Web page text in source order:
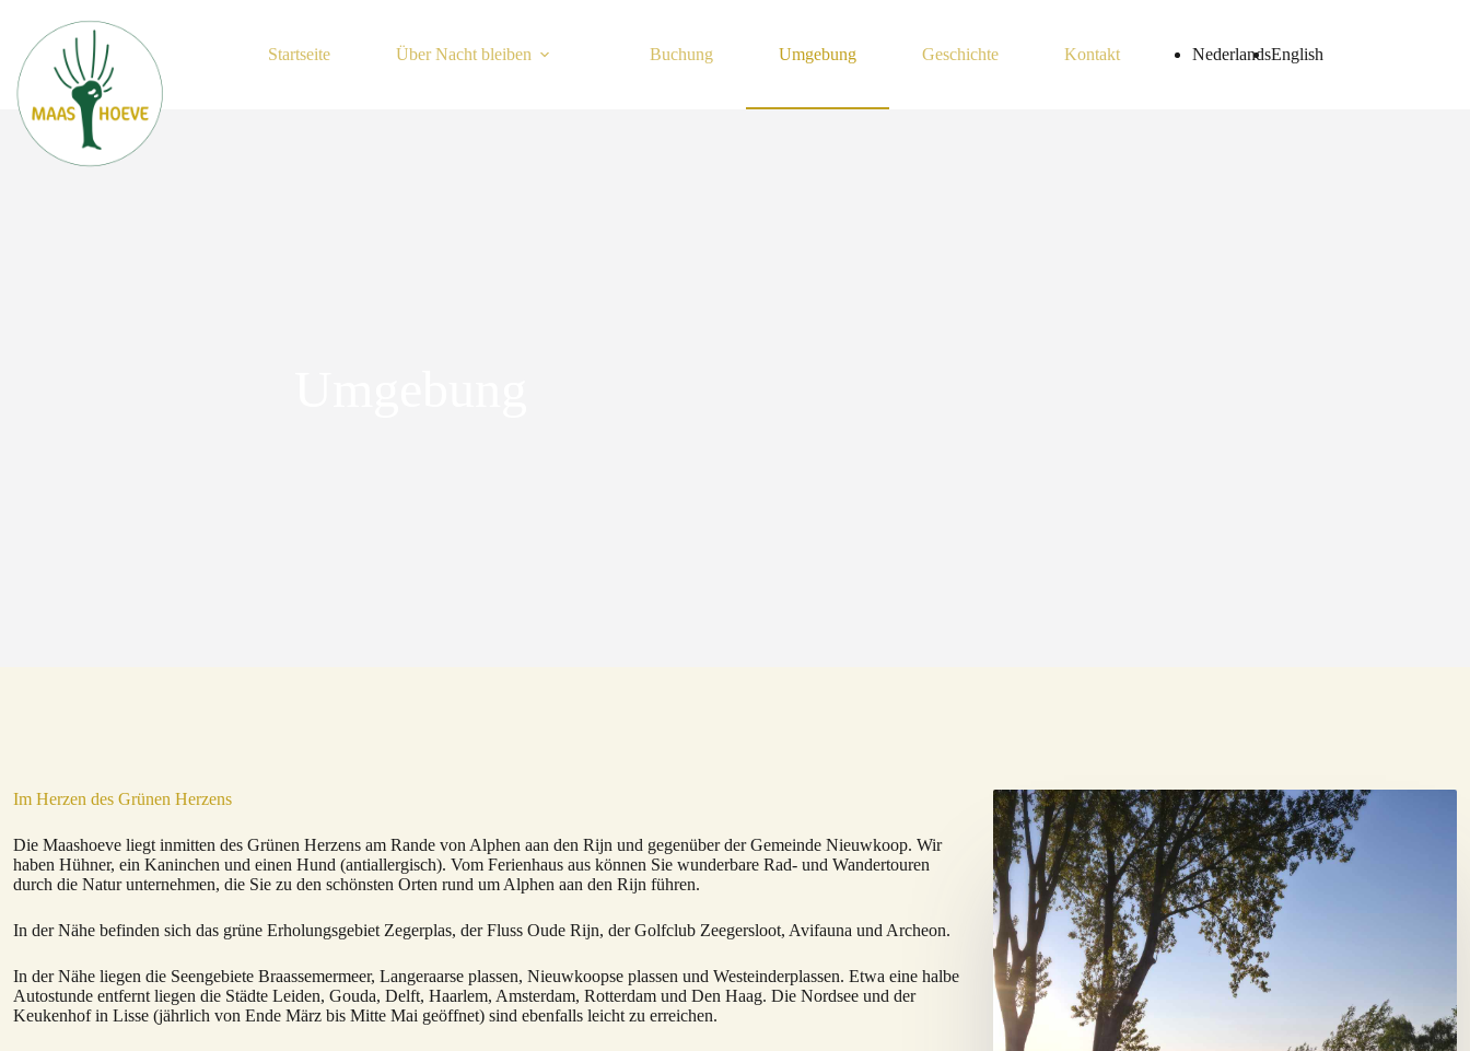
springen
Startseite Über Nacht bleiben Buchung Umgebung Geschichte Kontakt NederlandsEnglish
Im Herzen des Grünen Herzens
Die Maashoeve liegt inmitten des Grünen Herzens am Rande von Alphen aan den Rijn und gegenüber der Gemeinde Nieuwkoop. Wir
haben Hühner, ein Kaninchen und einen Hund (antiallergisch). Vom Ferienhaus aus können Sie wunderbare Rad- und Wandertouren
durch die Natur unternehmen, die Sie zu den schönsten Orten rund um Alphen aan den Rijn führen.
In der Nähe befinden sich das grüne Erholungsgebiet Zegerplas, der Fluss Oude Rijn, der Golfclub Zeegersloot, Avifauna und Archeon.
In der Nähe liegen die Seengebiete Braassemermeer, Langeraarse plassen, Nieuwkoopse plassen und Westeinderplassen. Etwa eine halbe
Autostunde entfernt liegen die Städte Leiden, Gouda, Delft, Haarlem, Amsterdam, Rotterdam und Den Haag. Die Nordsee und der
Keukenhof in Lisse (jährlich von Ende März bis Mitte Mai geöffnet) sind ebenfalls leicht zu erreichen.